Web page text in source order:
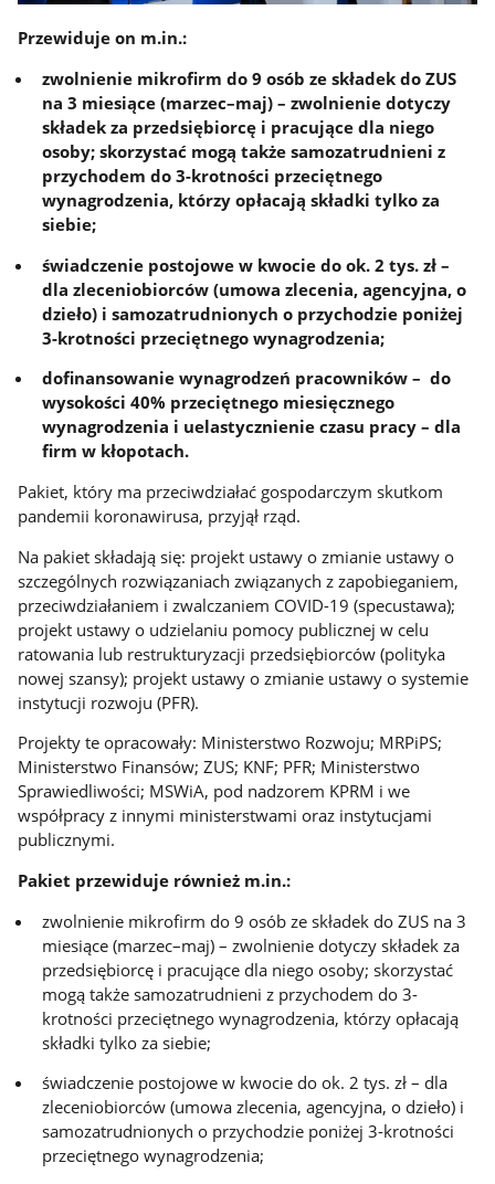
Przewiduje on m.in.:
zwolnienie mikrofirm do 9 osób ze składek do ZUS
na 3 miesiące (marzec–maj) – zwolnienie dotyczy
składek za przedsiębiorcę i pracujące dla niego
osoby; skorzystać mogą także samozatrudnieni z
przychodem do 3-krotności przeciętnego
wynagrodzenia, którzy opłacają składki tylko za
siebie;
świadczenie postojowe w kwocie do ok. 2 tys. zł –
dla zleceniobiorców (umowa zlecenia, agencyjna, o
dzieło) i samozatrudnionych o przychodzie poniżej
3-krotności przeciętnego wynagrodzenia;
dofinansowanie wynagrodzeń pracowników – do
wysokości 40% przeciętnego miesięcznego
wynagrodzenia i uelastycznienie czasu pracy – dla
firm w kłopotach.
Pakiet, który ma przeciwdziałać gospodarczym skutkom
pandemii koronawirusa, przyjął rząd.
Na pakiet składają się: projekt ustawy o zmianie ustawy o
szczególnych rozwiązaniach związanych z zapobieganiem,
przeciwdziałaniem i zwalczaniem COVID-19 (specustawa);
projekt ustawy o udzielaniu pomocy publicznej w celu
ratowania lub restrukturyzacji przedsiębiorców (polityka
nowej szansy); projekt ustawy o zmianie ustawy o systemie
instytucji rozwoju (PFR).
Projekty te opracowały: Ministerstwo Rozwoju; MRPiPS;
Ministerstwo Finansów; ZUS; KNF; PFR; Ministerstwo
Sprawiedliwości; MSWiA, pod nadzorem KPRM i we
współpracy z innymi ministerstwami oraz instytucjami
publicznymi.
Pakiet przewiduje również m.in.:
zwolnienie mikrofirm do 9 osób ze składek do ZUS na 3
miesiące (marzec–maj) – zwolnienie dotyczy składek za
przedsiębiorcę i pracujące dla niego osoby; skorzystać
mogą także samozatrudnieni z przychodem do 3-
krotności przeciętnego wynagrodzenia, którzy opłacają
składki tylko za siebie;
świadczenie postojowe w kwocie do ok. 2 tys. zł – dla
zleceniobiorców (umowa zlecenia, agencyjna, o dzieło) i
samozatrudnionych o przychodzie poniżej 3-krotności
przeciętnego wynagrodzenia;